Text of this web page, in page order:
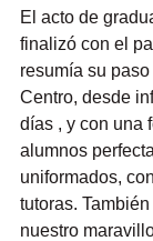
El acto de
finalizó con el
resumía su
Centro, desde
días , y con una
alumnos
uniformados,
tutoras.
nuestro